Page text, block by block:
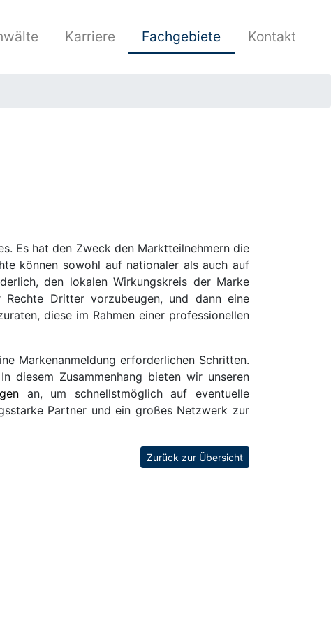
Karriere Fachgebiete Kontakt
Es hat den Zweck den Marktteilnehmern die
können sowohl auf nationaler als auch auf
den lokalen Wirkungskreis der Marke
Rechte Dritter vorzubeugen, und dann eine
diese im Rahmen einer professionellen
Markenanmeldung erforderlichen Schritten.
diesem Zusammenhang bieten wir unseren
an, um schnellstmöglich auf eventuelle
Partner und ein großes Netzwerk zur
Zurück zur Übersicht